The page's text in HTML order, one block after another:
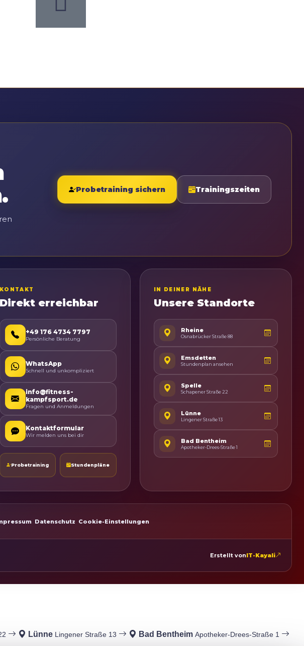
Probetraining sichern Trainingszeiten
KONTAKT
Direkt erreichbar
+49 176 4734 7797
Persönliche Beratung
WhatsApp
Schnell und unkompliziert
info@fitness-
kampfsport.de
Fragen und Anmeldungen
Kontaktformular
Wir melden uns bei dir
Probetraining Stundenpläne
IN DEINER NÄHE
Unsere Standorte
Rheine
Osnabrücker Straße 88
Emsdetten
Stundenplan ansehen
Spelle
Schapener Straße 22
Lünne
Lingener Straße 13
Bad Bentheim
Apotheker-Drees-Straße 1
Datenschutz Cookie-Einstellungen
Erstellt vonIT-Kayali
Lünne Lingener Straße 13 Bad Bentheim Apotheker-Drees-Straße 1